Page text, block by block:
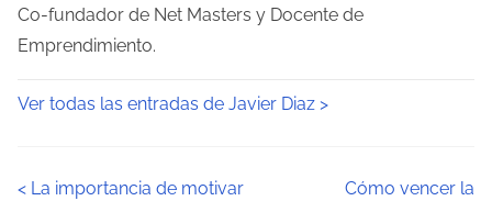
Co-fundador de Net Masters y Docente de
Emprendimiento.
Ver todas las entradas de Javier Diaz >
< La importancia de motivar Cómo vencer la